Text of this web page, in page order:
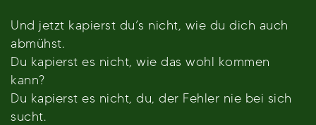
Und jetzt kapierst du’s nicht, wie du dich auch
abmühst.
Du kapierst es nicht, wie das wohl kommen
kann?
Du kapierst es nicht, du, der Fehler nie bei sich
sucht.